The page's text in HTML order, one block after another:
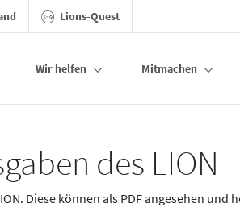
Lions-Quest
Wir helfen Mitmachen
des LION
Diese können als PDF angesehen und